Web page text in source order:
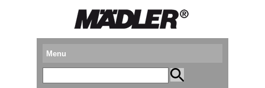
Menu